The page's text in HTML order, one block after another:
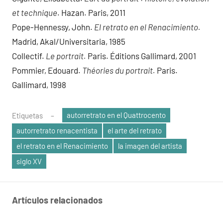
et technique. Hazan. Paris, 2011
Pope-Hennessy, John. El retrato en el Renacimiento.
Madrid, Akal/Universitaria, 1985
Collectif. Le portrait. Paris. Éditions Gallimard, 2001
Pommier, Edouard. Théories du portrait. Paris.
Gallimard, 1998
Etiquetas
autorretrato en el Quattrocento
autorretrato renacentista
el arte del retrato
el retrato en el Renacimiento
la imagen del artista
siglo XV
Artículos relacionados